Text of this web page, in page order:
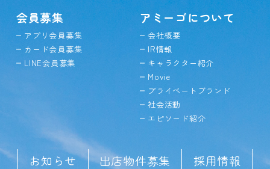
会員募集
アプリ会員募集
カード会員募集
LINE会員募集
アミーゴについて
会社概要
IR情報
キャラクター紹介
Movie
プライベートブランド
社会活動
エピソード紹介
お知らせ 出店物件募集
採用情報